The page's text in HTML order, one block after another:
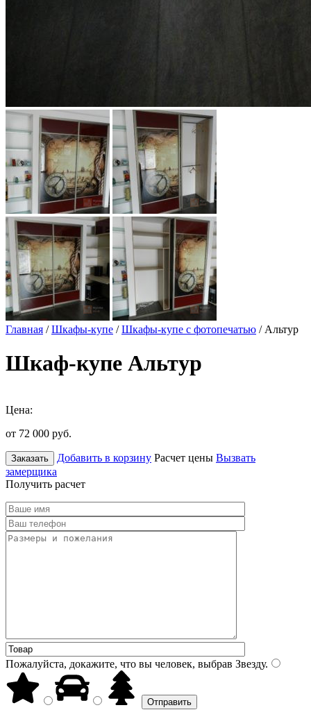
Главная /Шкафы-купе /Шкафы-купе с фотопечатью / Альтур
Шкаф-купе Альтур
Цена:
от 72 000 руб.
Заказать Добавить в корзину Расчет цены Вызвать
замерщика
Получить расчет
Пожалуйста, докажите, что вы человек, выбрав Звезду.